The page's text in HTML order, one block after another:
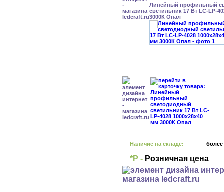
Линейный профильный
светильник 17 Вт LC-LP-
3000К Опал
Наличие на складе: более
*Р - Розничная цена